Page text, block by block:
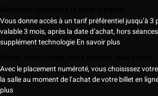
Vous donne accès à un tarif préférentiel jusqu’à 3
valable 3 mois, après la date d’achat, hors
supplément technologieEn savoir plus
Avec le placement numéroté, vous choisissez
la salle au moment de l’achat de votre billet en
plus